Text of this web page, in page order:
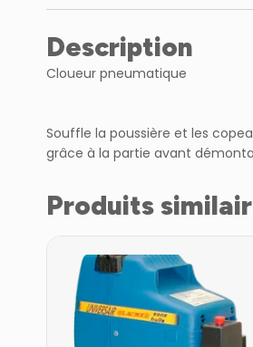
Description
Cloueur pneumatique
Souffle la poussière et les
grâce à la partie avant
Produits